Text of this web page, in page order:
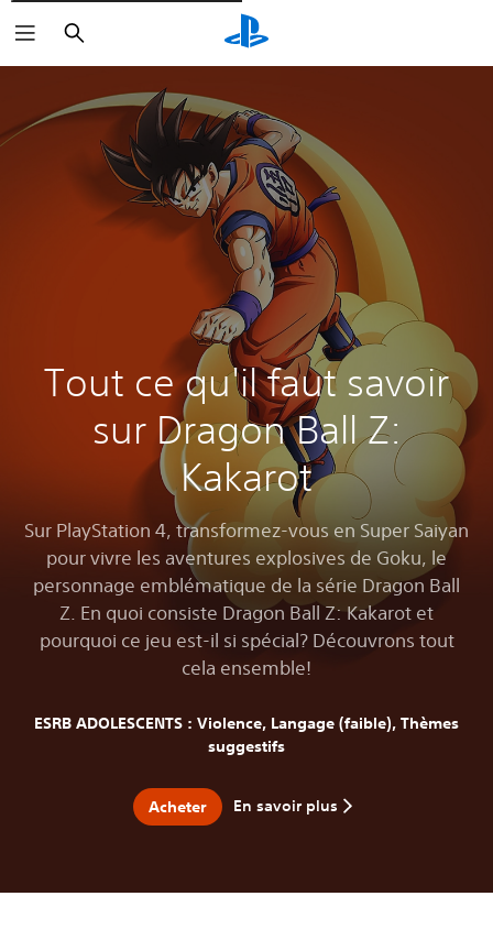
Rechercher
Tout ce qu'il faut savoir
sur Dragon Ball Z:
Kakarot
Sur PlayStation 4, transformez-vous en Super Saiyan
pour vivre les aventures explosives de Goku, le
personnage emblématique de la série Dragon Ball
Z. En quoi consiste Dragon Ball Z: Kakarot et
pourquoi ce jeu est-il si spécial? Découvrons tout
cela ensemble!
ESRB ADOLESCENTS : Violence, Langage (faible), Thèmes
suggestifs
Acheter En savoir plus